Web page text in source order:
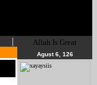
| Allah Is Great
Agust 6, 126